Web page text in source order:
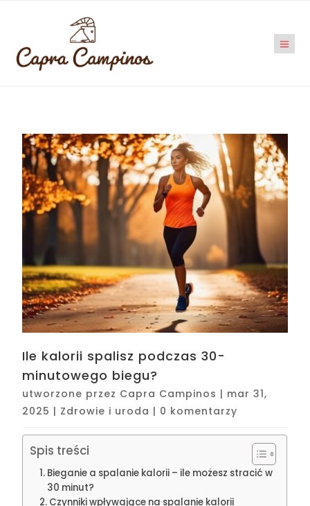
Ile kalorii spalisz podczas 30-
minutowego biegu?
utworzone przez Capra Campinos | mar 31,
2025 | Zdrowie i uroda | 0 komentarzy
Spis treści
Bieganie a spalanie kalorii – ile możesz stracić w
30 minut?
Czynniki wpływające na spalanie kalorii